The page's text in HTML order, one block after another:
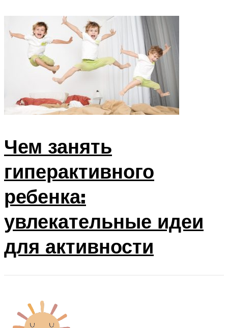
Чем занять
гиперактивного
ребенка:
увлекательные идеи
для активности